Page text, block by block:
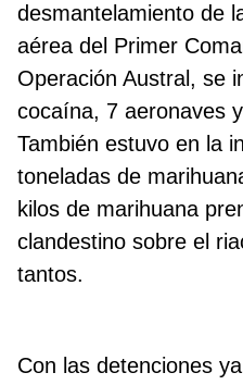
desmantelamiento de
aérea del Primer
Operación Austral, se
cocaína, 7 aeronaves
También estuvo en la
toneladas de
kilos de marihuana
clandestino sobre el
tantos.
Con las detenciones